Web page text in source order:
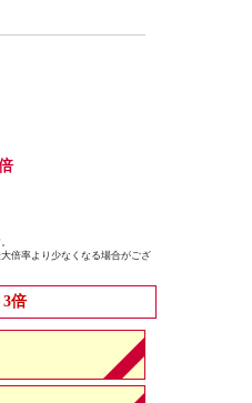
倍率より少なくなる場合がござ
倍